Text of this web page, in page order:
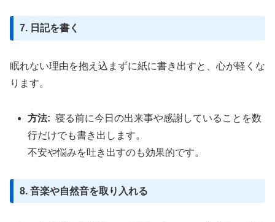
7. 日記を書く
眠れない理由を抱え込まずに紙に書き出すと、心が軽くな
ります。
方法: 寝る前に今日の出来事や感謝していることを数
行だけでも書き出します。
不安や悩みを吐き出すのも効果的です。
8. 音楽や自然音を取り入れる